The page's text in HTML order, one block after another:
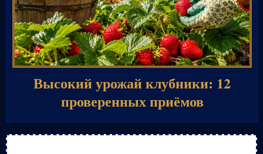
Высокий урожай клубники: 12
проверенных приёмов